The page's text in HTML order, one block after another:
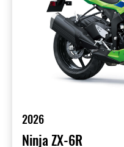
2026
Ninja ZX-6R